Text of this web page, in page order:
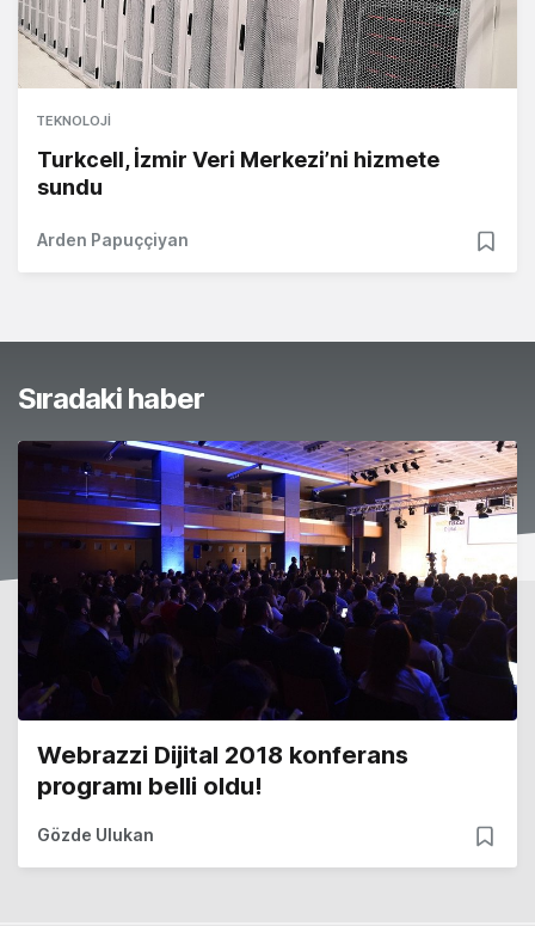
TEKNOLOJI
Turkcell, İzmir Veri Merkezi’ni hizmete
sundu
Arden Papuççiyan
Sıradaki haber
Webrazzi Dijital 2018 konferans
programı belli oldu!
Gözde Ulukan